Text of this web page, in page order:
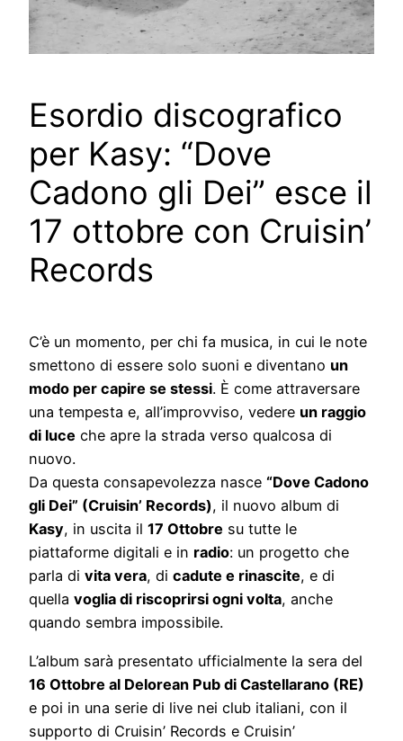
Esordio discografico
per Kasy: “Dove
Cadono gli Dei” esce il
17 ottobre con Cruisin’
Records
C’è un momento, per chi fa musica, in cui le note
smettono di essere solo suoni e diventano un
modo per capire se stessi. È come attraversare
una tempesta e, all’improvviso, vedere un raggio
di luce che apre la strada verso qualcosa di
nuovo.
Da questa consapevolezza nasce “Dove Cadono
gli Dei” (Cruisin’ Records), il nuovo album di
Kasy, in uscita il 17 Ottobre su tutte le
piattaforme digitali e in radio: un progetto che
parla di vita vera, di cadute e rinascite, e di
quella voglia di riscoprirsi ogni volta, anche
quando sembra impossibile.
L’album sarà presentato ufficialmente la sera del
16 Ottobre al Delorean Pub di Castellarano (RE)
e poi in una serie di live nei club italiani, con il
supporto di Cruisin’ Records e Cruisin’